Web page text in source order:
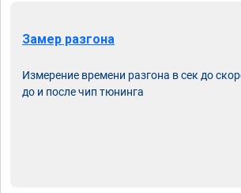
Замер разгона
Измерение времени разгона в сек до
до и после чип тюнинга